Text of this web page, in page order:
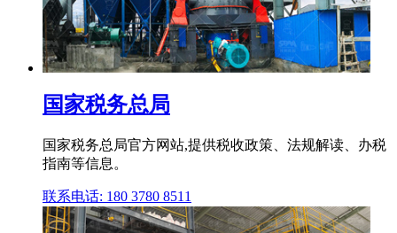
国家税务总局
国家税务总局官方网站,提供税收政策、法规解读、办税
指南等信息。
联系电话: 180 3780 8511